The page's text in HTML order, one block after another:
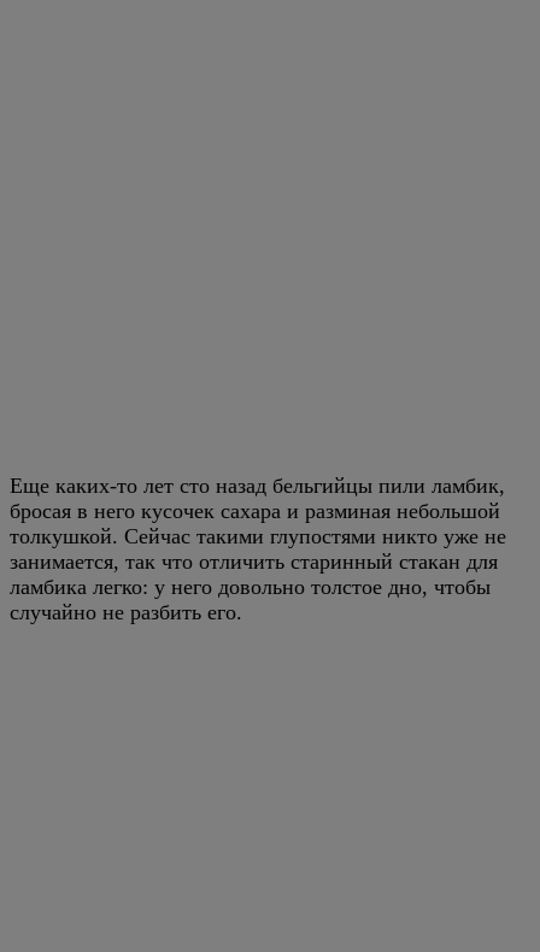
Еще каких-то лет сто назад бельгийцы пили ламбик,
бросая в него кусочек сахара и разминая небольшой
толкушкой. Сейчас такими глупостями никто уже не
занимается, так что отличить старинный стакан для
ламбика легко: у него довольно толстое дно, чтобы
случайно не разбить его.